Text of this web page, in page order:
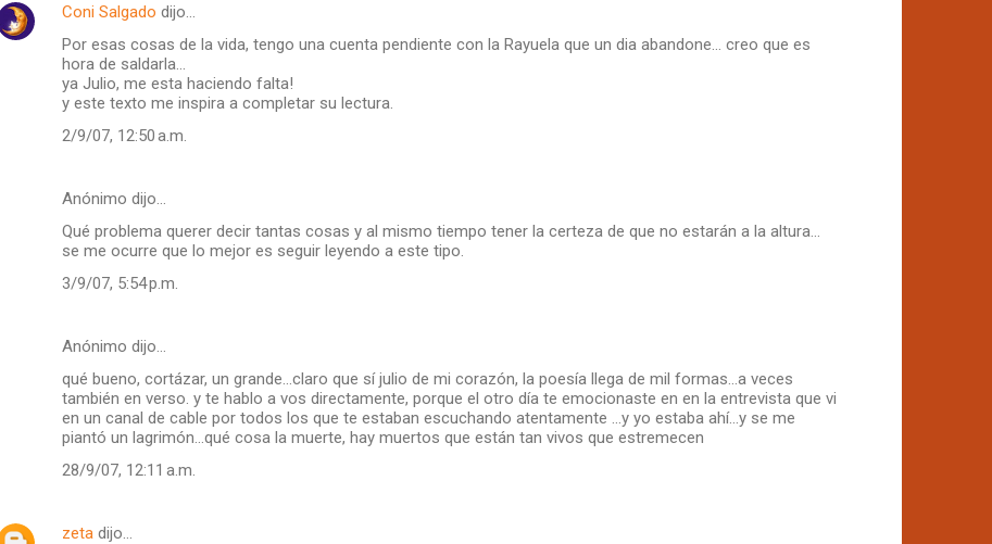
Coni Salgado dijo…
Por esas cosas de la vida, tengo una cuenta pendiente con la Rayuela que un dia abandone... creo que es
hora de saldarla...
ya Julio, me esta haciendo falta!
y este texto me inspira a completar su lectura.
2/9/07, 12:50 a.m.
Anónimo dijo…
Qué problema querer decir tantas cosas y al mismo tiempo tener la certeza de que no estarán a la altura...
se me ocurre que lo mejor es seguir leyendo a este tipo.
3/9/07, 5:54 p.m.
Anónimo dijo…
qué bueno, cortázar, un grande...claro que sí julio de mi corazón, la poesía llega de mil formas...a veces
también en verso. y te hablo a vos directamente, porque el otro día te emocionaste en en la entrevista que vi
en un canal de cable por todos los que te estaban escuchando atentamente ...y yo estaba ahí...y se me
piantó un lagrimón...qué cosa la muerte, hay muertos que están tan vivos que estremecen
28/9/07, 12:11 a.m.
zetadijo…